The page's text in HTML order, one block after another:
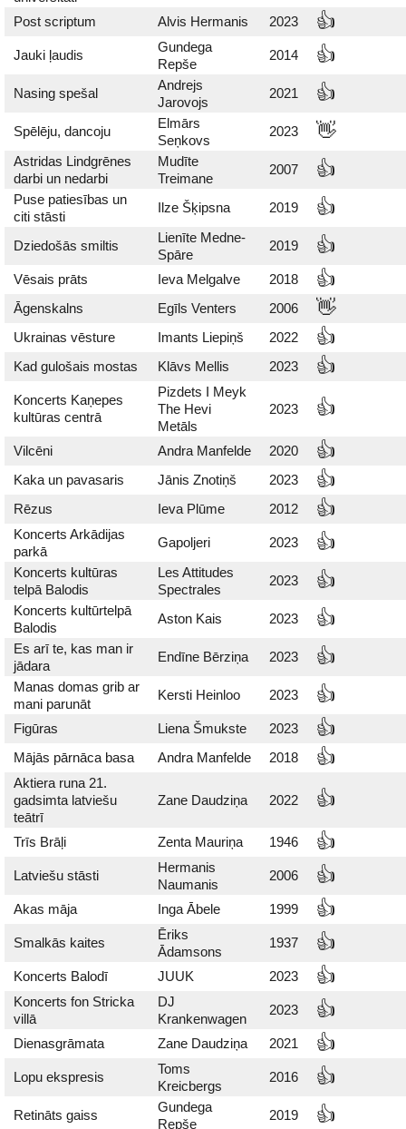
Post scriptum
Alvis Hermanis 2023 👍
Jauki ļaudis
Gundega
Repše
2014 👍
Nasing spešal
Andrejs
Jarovojs
2021 👍
Spēlēju, dancoju
Elmārs
Seņkovs
2023 👋
Astridas Lindgrēnes
darbi un nedarbi
Mudīte
Treimane
2007 👍
Puse patiesības un
citi stāsti
Ilze Šķipsna 2019 👍
Dziedošās smiltis
Lienīte Medne-
Spāre
2019 👍
Vēsais prāts Ieva Melgalve 2018 👍
Āgenskalns Egīls Venters 2006 👋
Ukrainas vēsture Imants Liepiņš 2022 👍
Kad gulošais mostas Klāvs Mellis 2023 👍
Koncerts Kaņepes
kultūras centrā
Pizdets I Meyk
The Hevi
Metāls
2023 👍
Vilcēni Andra Manfelde 2020 👍
Kaka un pavasaris Jānis Znotiņš 2023 👍
Rēzus Ieva Plūme 2012 👍
Koncerts Arkādijas
parkā
Gapoljeri 2023 👍
Koncerts kultūras
telpā Balodis
Les Attitudes
Spectrales
2023 👍
Koncerts kultūrtelpā
Balodis
Aston Kais 2023 👍
Es arī te, kas man ir
jādara
Endīne Bērziņa 2023 👍
Manas domas grib ar
mani parunāt
Kersti Heinloo 2023 👍
Figūras Liena Šmukste 2023 👍
Mājās pārnāca basa Andra Manfelde 2018 👍
Aktiera runa 21.
gadsimta latviešu
teātrī
Zane Daudziņa 2022 👍
Trīs Brāļi Zenta Mauriņa 1946 👍
Latviešu stāsti
Hermanis
Naumanis
2006 👍
Akas māja Inga Ābele 1999 👍
Smalkās kaites
Ēriks
Ādamsons
1937 👍
Koncerts Balodī JUUK 2023 👍
Koncerts fon Stricka
villā
DJ
Krankenwagen
2023 👍
Dienasgrāmata Zane Daudziņa 2021 👍
Lopu ekspresis
Toms
Kreicbergs
2016 👍
Retināts gaiss
Gundega
Repše
2019 👍